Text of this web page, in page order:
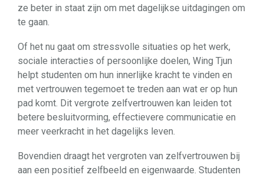
ze beter in staat zijn om met dagelijkse uitdagingen om
te gaan.
Of het nu gaat om stressvolle situaties op het werk,
sociale interacties of persoonlijke doelen, Wing Tjun
helpt studenten om hun innerlijke kracht te vinden en
met vertrouwen tegemoet te treden aan wat er op hun
pad komt. Dit vergrote zelfvertrouwen kan leiden tot
betere besluitvorming, effectievere communicatie en
meer veerkracht in het dagelijks leven.
Bovendien draagt het vergroten van zelfvertrouwen bij
aan een positief zelfbeeld en eigenwaarde. Studenten